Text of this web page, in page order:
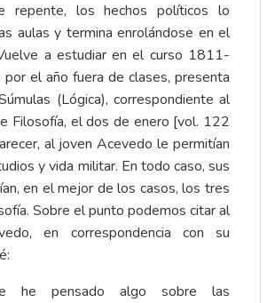
repente, los hechos políticos lo
aulas y termina enrolándose en el
a estudiar en el curso 1811-
por el año fuera de clases, presenta
(Lógica), correspondiente al
Filosofía, el dos de enero [vol. 122
al joven Acevedo le permitían
y vida militar. En todo caso, sus
en el mejor de los casos, los tres
Sobre el punto podemos citar al
en correspondencia con su
he pensado algo sobre las